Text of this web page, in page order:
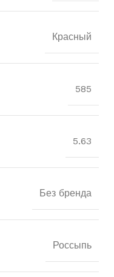
Красный
585
5.63
Без бренда
Россыпь